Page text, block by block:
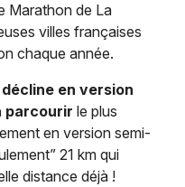
Marathon de La
villes françaises
chaque année.
décline en version
parcourir le plus
en version semi-
21 km qui
distance déjà !